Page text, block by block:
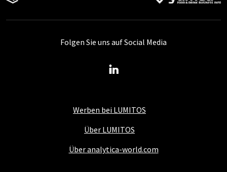
Werben bei LUMITOS
Über LUMITOS
Über analytica-world.com
Folgen Sie uns auf Social Media